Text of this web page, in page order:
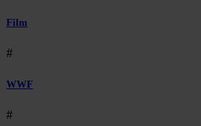
Film
#
WWF
#